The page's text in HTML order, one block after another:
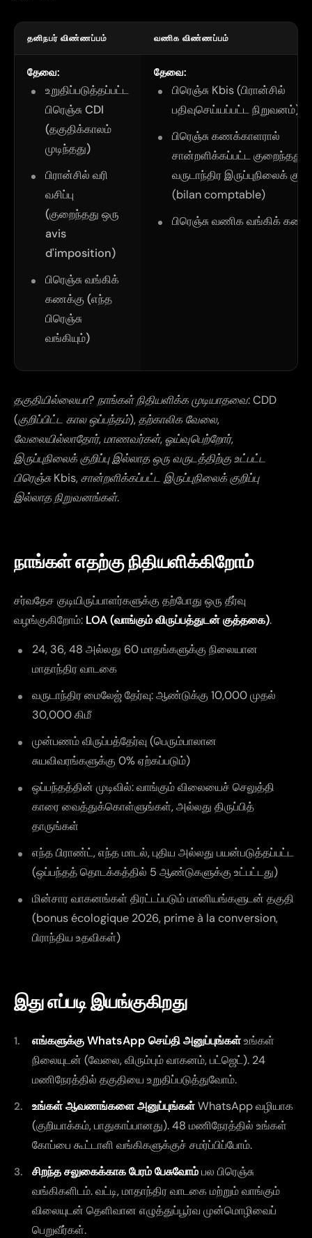
தனிநபர் விண்ணப்பம் வணிக விண்ணப்பம்
தேவை:
உறுதிப்படுத்தப்பட்ட
பிரெஞ்சு CDI
(தகுதிக்காலம்
முடிந்தது)
பிரான்சில் வரி
வசிப்பு
(குறைந்தது ஒரு
avis
d'imposition)
பிரெஞ்சு வங்கிக்
கணக்கு (எந்த
பிரெஞ்சு
வங்கியும்)
தேவை:
பிரெஞ்சு Kbis(பிரான்சில்
பதிவுசெய்யப்பட்ட நிறுவனம்)
பிரெஞ்சு கணக்காளரால்
சான்றளிக்கப்பட்ட குறைந்தது 1
வருடாந்திர இருப்புநிலைக்
(bilan comptable)
பிரெஞ்சு வணிக வங்கிக்
தகுதியில்லையா? நாங்கள் நிதியளிக்க முடியாதவை: CDD
(குறிப்பிட்ட கால ஒப்பந்தம்), தற்காலிக வேலை,
வேலையில்லாதோர், மாணவர்கள், ஓய்வுபெற்றோர்,
இருப்புநிலைக் குறிப்பு இல்லாத ஒரு வருடத்திற்கு உட்பட்ட
பிரெஞ்சு Kbis, சான்றளிக்கப்பட்ட இருப்புநிலைக் குறிப்பு
இல்லாத நிறுவனங்கள்.
நாங்கள் எதற்கு நிதியளிக்கிறோம்
சர்வதேச குடியிருப்பாளர்களுக்கு தற்போது ஒரு தீர்வு
வழங்குகிறோம்: LOA (வாங்கும் விருப்பத்துடன் குத்தகை).
24, 36, 48 அல்லது 60 மாதங்களுக்கு நிலையான
மாதாந்திர வாடகை
வருடாந்திர மைலேஜ் தேர்வு: ஆண்டுக்கு 10,000 முதல்
30,000 கிமீ
முன்பணம் விருப்பத்தேர்வு (பெரும்பாலான
சுயவிவரங்களுக்கு 0% ஏற்கப்படும்)
ஒப்பந்தத்தின் முடிவில்: வாங்கும் விலையைச் செலுத்தி
காரை வைத்துக்கொள்ளுங்கள், அல்லது திருப்பித்
தாருங்கள்
எந்த பிராண்ட், எந்த மாடல், புதிய அல்லது பயன்படுத்தப்பட்ட
(ஒப்பந்தத் தொடக்கத்தில் 5 ஆண்டுகளுக்கு உட்பட்டது)
மின்சார வாகனங்கள் திரட்டப்படும் மானியங்களுடன் தகுதி
(bonus écologique 2026, prime à la conversion,
பிராந்திய உதவிகள்)
இது எப்படி இயங்குகிறது
எங்களுக்கு WhatsApp செய்தி அனுப்புங்கள்உங்கள்
நிலையுடன் (வேலை, விரும்பும் வாகனம், பட்ஜெட்). 24
மணிநேரத்தில் தகுதியை உறுதிப்படுத்துவோம்.
உங்கள் ஆவணங்களை அனுப்புங்கள்WhatsApp வழியாக
(குறியாக்கம், பாதுகாப்பானது). 48 மணிநேரத்தில் உங்கள்
கோப்பை கூட்டாளி வங்கிகளுக்குச் சமர்ப்பிப்போம்.
சிறந்த சலுகைக்காக பேரம் பேசுவோம்பல பிரெஞ்சு
வங்கிகளிடம். வட்டி, மாதாந்திர வாடகை மற்றும் வாங்கும்
விலையுடன் தெளிவான எழுத்துப்பூர்வ முன்மொழிவைப்
பெறுவீர்கள்.